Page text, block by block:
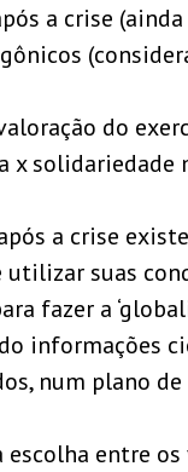
a crise
do
x solidariedade
a crise
suas
fazer a
informações
num plano
escolha entre